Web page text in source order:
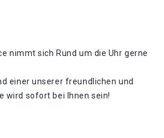
nimmt sich Rund um die Uhr gerne
einer unserer freundlichen und
wird sofort bei Ihnen sein!